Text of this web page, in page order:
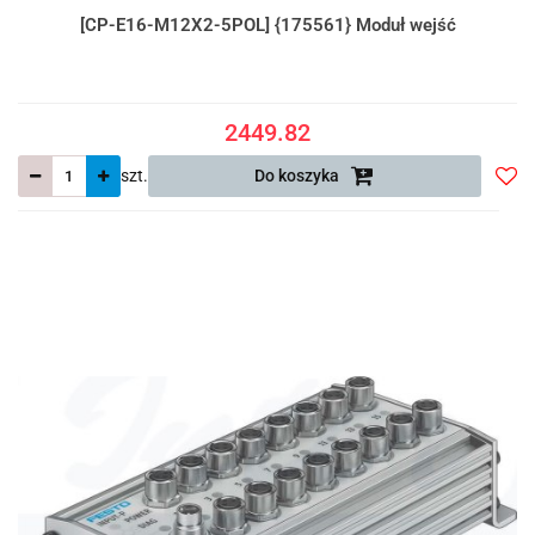
[CP-E16-M12X2-5POL] {175561} Moduł wejść
2449.82
szt. Do koszyka